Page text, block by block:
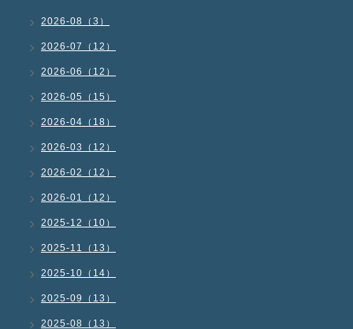
2026-08（3）
2026-07（12）
2026-06（12）
2026-05（15）
2026-04（18）
2026-03（12）
2026-02（12）
2026-01（12）
2025-12（10）
2025-11（13）
2025-10（14）
2025-09（13）
2025-08（13）